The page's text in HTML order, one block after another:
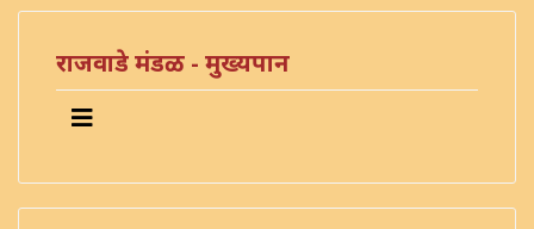
राजवाडे मंडळ - मुख्यपान